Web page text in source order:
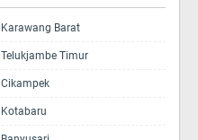
Karawang Barat
Telukjambe Timur
Cikampek
Kotabaru